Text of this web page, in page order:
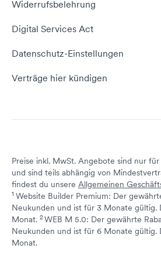
E-Mail-Domain
Server Hosting
Empfehlungsprogramm
Domain Reseller
Status dogado.de
Widerrufsbelehrung
Digital Services Act
Datenschutz-Einstellungen
Verträge hier kündigen
Preise inkl. MwSt. Angebote sind nur
und sind teils abhängig von
findest du unsere Allgemeinen
1 Website Builder Premium: Der
Neukunden und ist für 3 Monate gültig.
Monat.↩ 1
2 WEB M 5.0: Der gewährte
Neukunden und ist für 6 Monate gültig.
Monat.↩ 1